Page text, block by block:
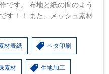
です。 布地と紙の間のよう
す！！ また、メッシュ素材
材表紙 ベタ印刷
素材 生地加工